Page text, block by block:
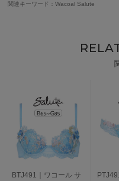
関連キーワード：Wacoal Salute
BTJ491｜ワコール サ